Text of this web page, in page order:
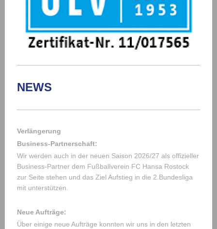
NEWS
Verlängerung
Business-Partnerschaft:
Wir werden auch in der neuen Saison 2026/27 als offizieller
Business-Partner dem Fußballverein FC Hansa Rostock
zur Seite stehen und das Ziel Aufstieg in die 2.Bundesliga
mit unterstützen.
Neue Aufträge:
Über einige neue Aufträge konnten wir uns in den letzten